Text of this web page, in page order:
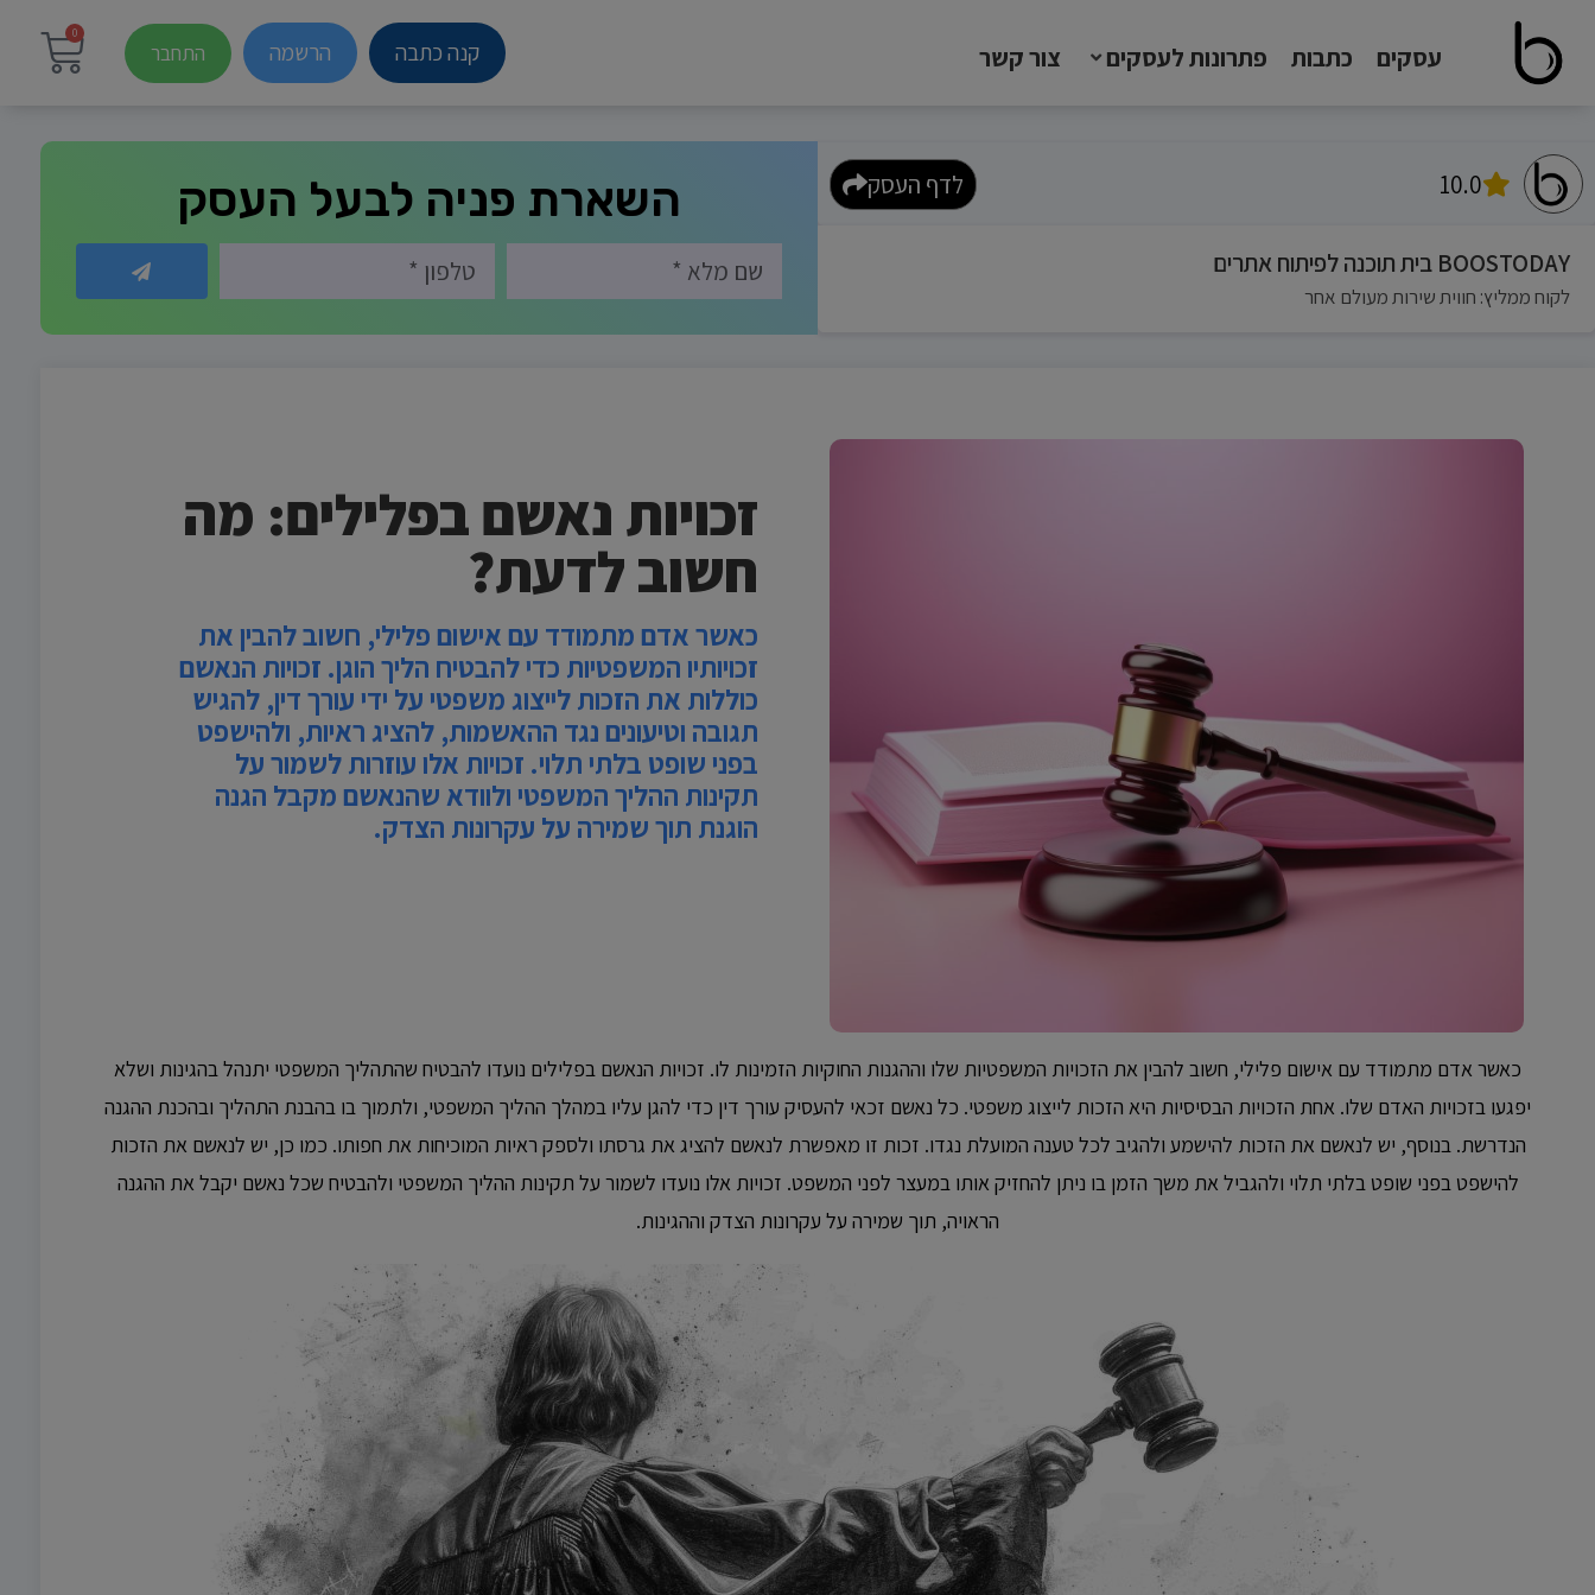
עסקים כתבות פתרונות לעסקים צור קשר קנה כתבה הרשמה התחבר
0
10.0 לדף העסק
BOOSTODAY בית תוכנה לפיתוח אתרים
לקוח ממליץ: חווית שירות מעולם אחר
השארת פניה לבעל העסק
זכויות נאשם בפלילים: מה
חשוב לדעת?
כאשר אדם מתמודד עם אישום פלילי, חשוב להבין את
זכויותיו המשפטיות כדי להבטיח הליך הוגן. זכויות הנאשם
כוללות את הזכות לייצוג משפטי על ידי עורך דין, להגיש
תגובה וטיעונים נגד ההאשמות, להציג ראיות, ולהישפט
בפני שופט בלתי תלוי. זכויות אלו עוזרות לשמור על
תקינות ההליך המשפטי ולוודא שהנאשם מקבל הגנה
הוגנת תוך שמירה על עקרונות הצדק.
כאשר אדם מתמודד עם אישום פלילי, חשוב להבין את הזכויות המשפטיות שלו וההגנות החוקיות הזמינות לו. זכויות הנאשם בפלילים נועדו להבטיח שהתהליך המשפטי יתנהל בהגינות ושלא
יפגעו בזכויות האדם שלו. אחת הזכויות הבסיסיות היא הזכות לייצוג משפטי. כל נאשם זכאי להעסיק עורך דין כדי להגן עליו במהלך ההליך המשפטי, ולתמוך בו בהבנת התהליך ובהכנת ההגנה
הנדרשת. בנוסף, יש לנאשם את הזכות להישמע ולהגיב לכל טענה המועלת נגדו. זכות זו מאפשרת לנאשם להציג את גרסתו ולספק ראיות המוכיחות את חפותו. כמו כן, יש לנאשם את הזכות
להישפט בפני שופט בלתי תלוי ולהגביל את משך הזמן בו ניתן להחזיק אותו במעצר לפני המשפט. זכויות אלו נועדו לשמור על תקינות ההליך המשפטי ולהבטיח שכל נאשם יקבל את ההגנה
הראויה, תוך שמירה על עקרונות הצדק וההגינות.